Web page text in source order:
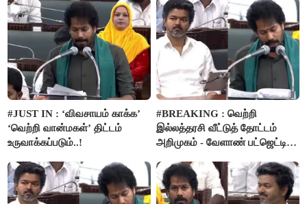
பம்புசெட் வழங்கப்படும்..!
#JUST IN : ‘விவசாயம் காக்க’
‘வெற்றி வான்மகள்’ திட்டம்
உருவாக்கப்படும்..!
#BREAKING : வெற்றி
இல்லத்தரசி வீட்டுத் தோட்டம்
அறிமுகம் - வேளாண் பட்ஜெட்டில்